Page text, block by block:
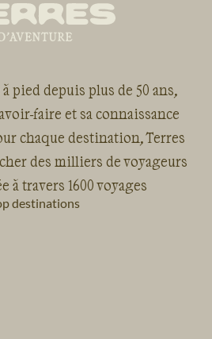
pied depuis plus de 50 ans,
faire et sa connaissance
chaque destination, Terres
des milliers de voyageurs
à travers 1600 voyages
destinations